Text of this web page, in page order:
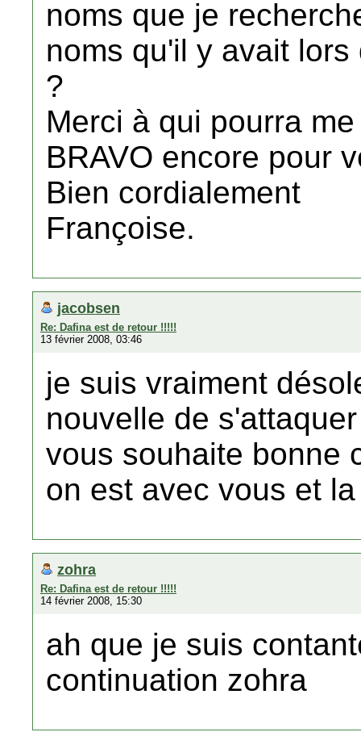
noms que je
noms qu'il y avait
?
Merci à qui pourra
BRAVO encore pour
Bien cordialement
Françoise.
jacobsen
Re: Dafina est de retour !!!!!
13 février 2008, 03:46
je suis vraiment
nouvelle de
vous souhaite bonne
on est avec vous et
zohra
Re: Dafina est de retour !!!!!
14 février 2008, 15:30
ah que je suis
continuation zohra